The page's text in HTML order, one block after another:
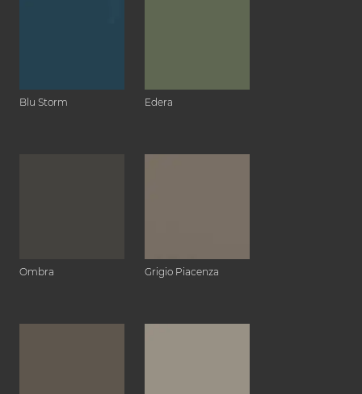
Blu Storm Edera
Ombra Grigio Piacenza